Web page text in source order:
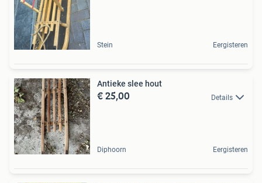
Stein Eergisteren
Antieke slee hout
€ 25,00 Details
Diphoorn Eergisteren